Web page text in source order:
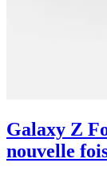
Galaxy Z
nouvelle